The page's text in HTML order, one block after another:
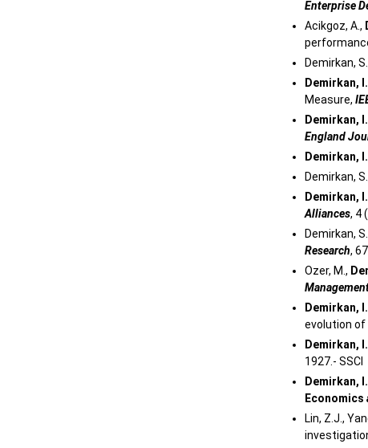
Enterprise
Acikgoz, A.,
Demirkan,
Demirkan,
Measure,
Demirkan,
England
Demirkan, I.
Demirkan,
Demirkan, I.
Alliances, 4
Demirkan,
Research,
Ozer, M.,
Demirkan,
evolution
Demirkan, I.
1927.- SSCI
Demirkan, I.
Economics
Lin, Z.J.,